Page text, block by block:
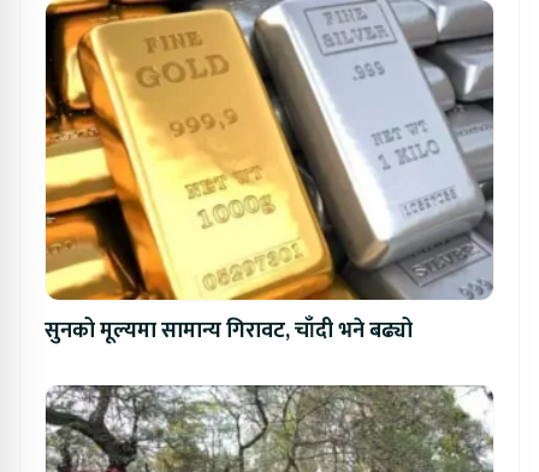
सुनको मूल्यमा सामान्य गिरावट, चाँदी भने बढ्यो